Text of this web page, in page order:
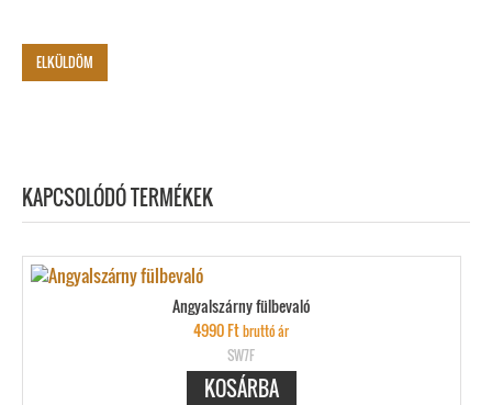
KAPCSOLÓDÓ TERMÉKEK
Angyalszárny fülbevaló
4990Ftbruttó ár
SW7F
KOSÁRBA